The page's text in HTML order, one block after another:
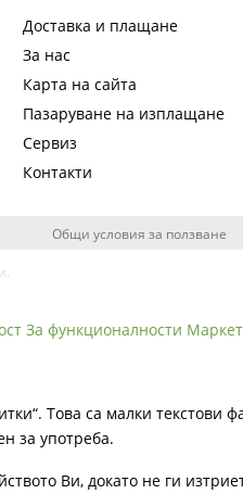
Доставка и плащане
За нас
Карта на сайта
Пазаруване на изплащане
Сервиз
Контакти
Общи условия за ползване
За функционалности
Това са малки
за употреба.
Ви, докато не ги